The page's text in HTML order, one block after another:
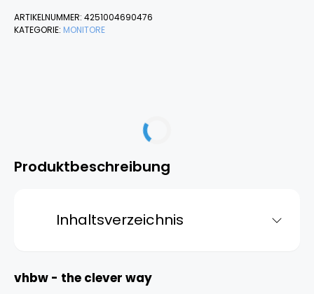
ARTIKELNUMMER: 4251004690476
KATEGORIE: MONITORE
Produktbeschreibung
Inhaltsverzeichnis
vhbw - the clever way